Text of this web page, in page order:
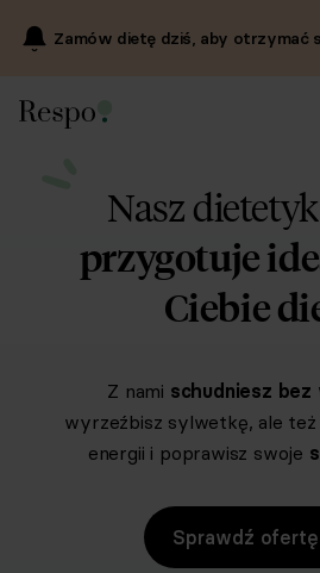
Zamów dietę dziś, aby otrzymać
Nasz
przygotuje
Ciebie
Z nami schudniesz
wyrzeźbisz sylwetkę, ale też
energii i poprawisz swoje
Sprawdź ofertę